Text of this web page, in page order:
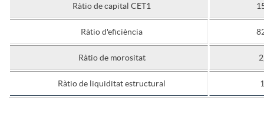
Ràtio de capital CET1
Ràtio d'eficiència
Ràtio de morositat
Ràtio de liquiditat estructural